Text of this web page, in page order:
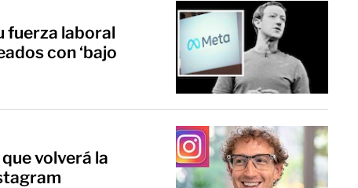
fuerza laboral
con ‘bajo
volverá la